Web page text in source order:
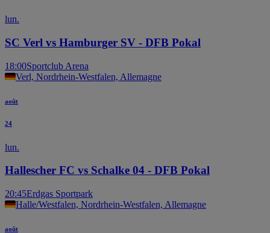
lun.
SC Verl vs Hamburger SV - DFB Pokal
18:00Sportclub Arena
Verl, Nordrhein-Westfalen, Allemagne
août
24
lun.
Hallescher FC vs Schalke 04 - DFB Pokal
20:45Erdgas Sportpark
Halle/Westfalen, Nordrhein-Westfalen, Allemagne
août